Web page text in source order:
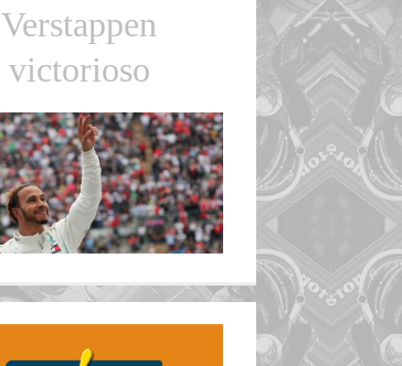
Verstappen
victorioso